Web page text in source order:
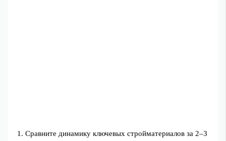
Сравните динамику ключевых стройматериалов за 2–3